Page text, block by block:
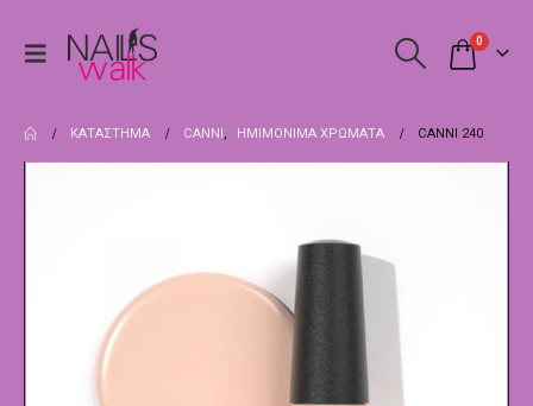
0
ΚΑΤΆΣΤΗΜΑ CANNI, ΗΜΙΜΌΝΙΜΑ ΧΡΏΜΑΤΑ CANNI 240